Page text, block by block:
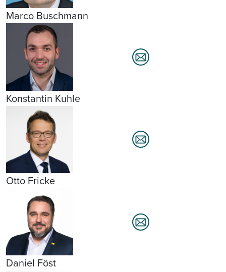
Marco Buschmann
Konstantin Kuhle
Otto Fricke
Daniel Föst